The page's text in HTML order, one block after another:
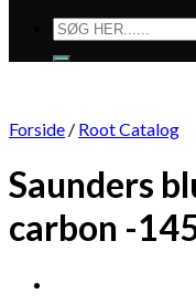
Søg
efter:
Forside / Root Catalog
Saunders
carbon -